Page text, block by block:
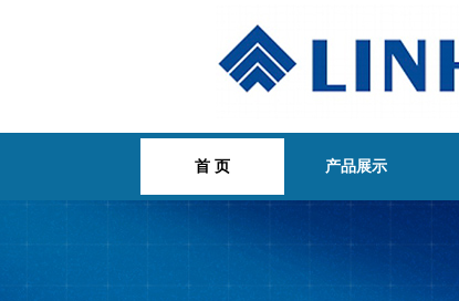
首 页 产品展示